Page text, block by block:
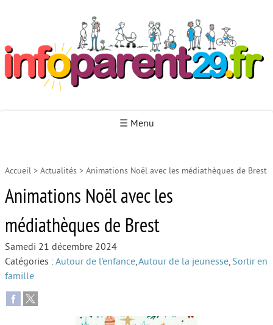
☰ Menu
Accueil
Autour de la naissance
Autour de la petite enfance
Autour de l’enfance
Protéger les enfants
Accueil > Actualités > Animations Noël avec les médiathèques de Brest
Animations Noël avec les
médiathèques de Brest
Samedi 21 décembre 2024
Catégories :Autour de l’enfance,Autour de la jeunesse, Sortir en
famille